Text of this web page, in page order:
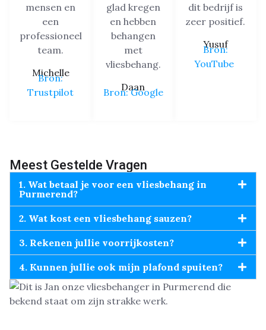
mensen en
een
professioneel
team.
Michelle
Bron:
Trustpilot
glad kregen
en hebben
behangen
met
vliesbehang.
Daan
Bron: Google
dit bedrijf is
zeer positief.
Yusuf
Bron:
YouTube
Meest Gestelde Vragen
1. Wat betaal je voor een vliesbehang in
Purmerend?
2. Wat kost een vliesbehang sauzen?
3. Rekenen jullie voorrijkosten?
4. Kunnen jullie ook mijn plafond spuiten?